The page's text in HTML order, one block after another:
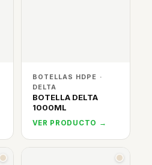
BOTELLAS HDPE ·
DELTA
BOTELLA DELTA
1000ML
VER PRODUCTO →